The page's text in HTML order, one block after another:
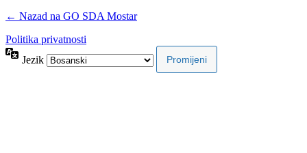
← Nazad na GO SDA Mostar
Politika privatnosti
Jezik